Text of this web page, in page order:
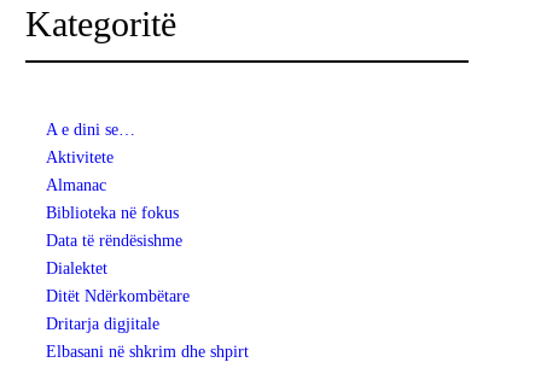
Kategoritë
A e dini se…
Aktivitete
Almanac
Biblioteka në fokus
Data të rëndësishme
Dialektet
Ditët Ndërkombëtare
Dritarja digjitale
Elbasani në shkrim dhe shpirt